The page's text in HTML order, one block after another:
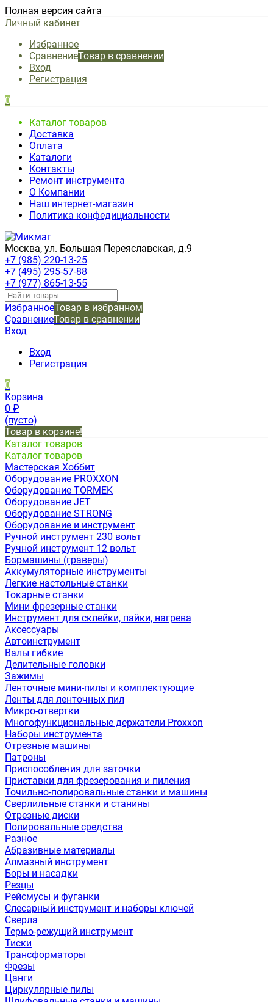
Полная версия сайта
Личный кабинет
Избранное
СравнениеТовар в сравнении
Вход
Регистрация
0
Каталог товаров
Доставка
Оплата
Каталоги
Контакты
Ремонт инструмента
О Компании
Наш интернет-магазин
Политика конфедициальности
Москва, ул. Большая Переяславская, д.9
+7 (985) 220-13-25
+7 (495) 295-57-88
+7 (977) 865-13-55
ИзбранноеТовар в избранном
СравнениеТовар в сравнении
Вход
Вход
Регистрация
0
Корзина
0 ₽
(пусто)
Товар в корзине!
Каталог товаров
Каталог товаров
Мастерская Хоббит
Оборудование PROXXON
Оборудование TORMEK
Оборудование JET
Оборудование STRONG
Оборудование и инструмент
Ручной инструмент 230 вольт
Ручной инструмент 12 вольт
Бормашины (граверы)
Аккумуляторные инструменты
Легкие настольные станки
Токарные станки
Мини фрезерные станки
Инструмент для склейки, пайки, нагрева
Аксессуары
Автоинструмент
Валы гибкие
Делительные головки
Зажимы
Ленточные мини-пилы и комплектующие
Ленты для ленточных пил
Микро-отвертки
Многофункциональные держатели Proxxon
Наборы инструмента
Отрезные машины
Патроны
Приспособления для заточки
Приставки для фрезерования и пиления
Точильно-полировальные станки и машины
Сверлильные станки и станины
Отрезные диски
Полировальные средства
Разное
Абразивные материалы
Алмазный инструмент
Боры и насадки
Резцы
Рейсмусы и фуганки
Слесарный инструмент и наборы ключей
Сверла
Термо-режущий инструмент
Тиски
Трансформаторы
Фрезы
Цанги
Циркулярные пилы